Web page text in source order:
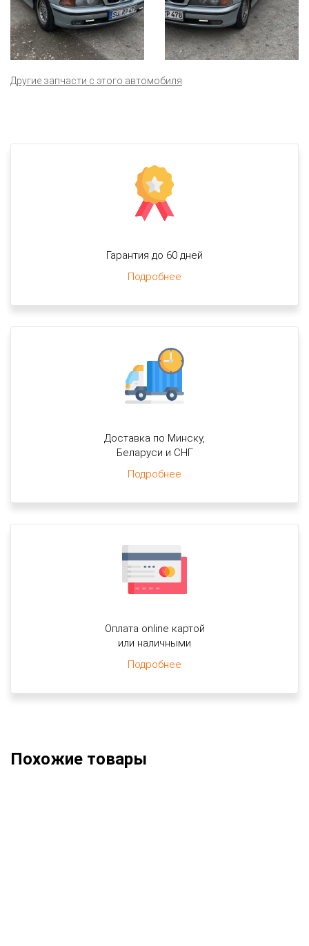
Другие запчасти с этого автомобиля
Гарантия до 60 дней
Подробнее
Доставка по Минску,
Беларуси и СНГ
Подробнее
Оплата online картой
или наличными
Подробнее
Похожие товары